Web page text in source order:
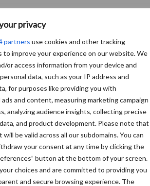
privacy
partners use cookies and other tracking
to improve your experience on our website. We
or access information from your device and
data, such as your IP address and
for purposes like providing you with
and content, measuring marketing campaign
analyzing audience insights, collecting precise
and product development. Please note that
be valid across all our subdomains. You can
your consent at any time by clicking the
button at the bottom of your screen.
choices and are committed to providing you
and secure browsing experience. The
van Blinck gestart met de dagelijkse
to be’